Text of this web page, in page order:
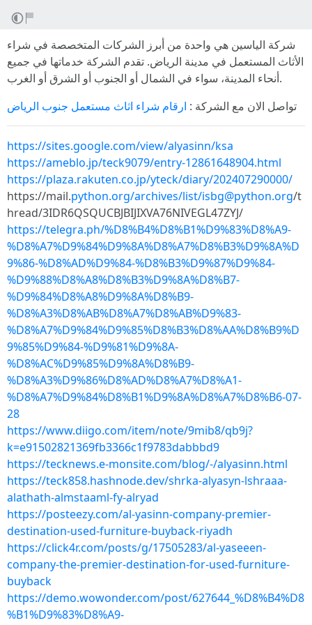
شركة الياسين هي واحدة من أبرز الشركات المتخصصة في شراء
الأثاث المستعمل في مدينة الرياض. تقدم الشركة خدماتها في جميع
أنحاء المدينة، سواء في الشمال أو الجنوب أو الشرق أو الغرب.
تواصل الان مع الشركة : ارقام شراء اثاث مستعمل جنوب الرياض
https://sites.google.com/view/alyasinn/ksa
https://ameblo.jp/teck9079/entry-12861648904.html
https://plaza.rakuten.co.jp/yteck/diary/202407290000/
https://mail.python.org/archives/list/isbg@python.org/t
hread/3IDR6QSQUCBJBIJIXVA76NIVEGL47ZYJ/
https://telegra.ph/%D8%B4%D8%B1%D9%83%D8%A9-
%D8%A7%D9%84%D9%8A%D8%A7%D8%B3%D9%8A%D
9%86-%D8%AD%D9%84-%D8%B3%D9%87%D9%84-
%D9%88%D8%A8%D8%B3%D9%8A%D8%B7-
%D9%84%D8%A8%D9%8A%D8%B9-
%D8%A3%D8%AB%D8%A7%D8%AB%D9%83-
%D8%A7%D9%84%D9%85%D8%B3%D8%AA%D8%B9%D
9%85%D9%84-%D9%81%D9%8A-
%D8%AC%D9%85%D9%8A%D8%B9-
%D8%A3%D9%86%D8%AD%D8%A7%D8%A1-
%D8%A7%D9%84%D8%B1%D9%8A%D8%A7%D8%B6-07-
28
https://www.diigo.com/item/note/9mib8/qb9j?
k=e91502821369fb3366c1f9783dabbbd9
https://tecknews.e-monsite.com/blog/-/alyasinn.html
https://teck858.hashnode.dev/shrka-alyasyn-lshraaa-
alathath-almstaaml-fy-alryad
https://posteezy.com/al-yasinn-company-premier-
destination-used-furniture-buyback-riyadh
https://click4r.com/posts/g/17505283/al-yaseeen-
company-the-premier-destination-for-used-furniture-
buyback
https://demo.wowonder.com/post/627644_%D8%B4%D8
%B1%D9%83%D8%A9-